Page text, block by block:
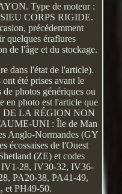
Type de moteur :
CORPS RIGIDE.
précédemment
quelques éraflures
de l'âge et du stockage.
dans l'état de l'article).
été prises avant le
photos génériques ou
en photo est l'article que
DE LA RÉGION NON
UNI : Île de Man
Anglo-Normandes (GY
écossaises de l'Ouest
(ZE) et codes
IV1-28, IV30-32, IV36-
PA20-38, PA41-49,
et PH49-50.